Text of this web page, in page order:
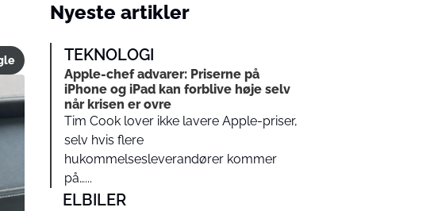
Nyeste artikler
TEKNOLOGI
Apple-chef advarer: Priserne på
iPhone og iPad kan forblive høje selv
når krisen er ovre
Tim Cook lover ikke lavere Apple-priser,
selv hvis flere
hukommelsesleverandører kommer
på…...
ELBILER